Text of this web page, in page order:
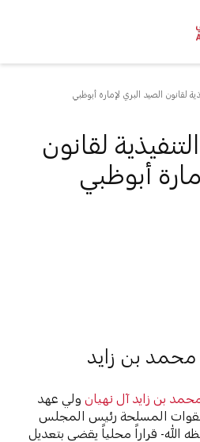
لقانون الصيد البري لإمارة أبوظبي
لقانون
أبوظبي
بن زايد
بن زايد آل نهيان ولي عهد
للقوات المسلحة رئيس المجلس
الله- قراراً محلياً يقضي بتعديل